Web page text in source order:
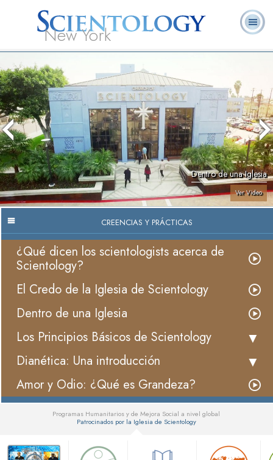
New York
Nosotros
Scientology?
Dentro de una Iglesia
Ver Video
CREENCIAS Y PRÁCTICAS
¿Qué dicen los scientologists acerca de
Scientology?
El Credo de la Iglesia de Scientology
Dentro de una Iglesia
Los Principios Básicos de Scientology
Dianética: Una introducción
Amor y Odio: ¿Qué es Grandeza?
Programas Humanitarios y de Mejora Social a nivel global
Patrocinados por la Iglesia de Scientology